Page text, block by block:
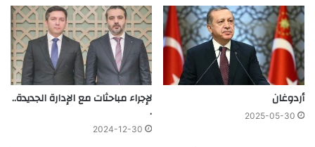
أردوغان
2025-05-30
لإجراء مباحثات مع الإدارة الجديدة..
.
2024-12-30